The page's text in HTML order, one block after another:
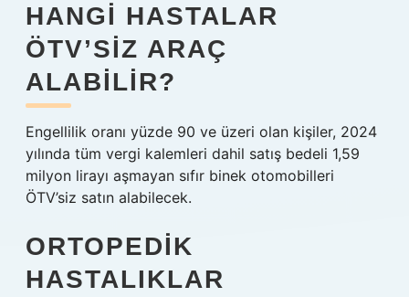
HANGI HASTALAR
ÖTV’SIZ ARAÇ
ALABILIR?
Engellilik oranı yüzde 90 ve üzeri olan kişiler, 2024
yılında tüm vergi kalemleri dahil satış bedeli 1,59
milyon lirayı aşmayan sıfır binek otomobilleri
ÖTV’siz satın alabilecek.
ORTOPEDIK
HASTALIKLAR